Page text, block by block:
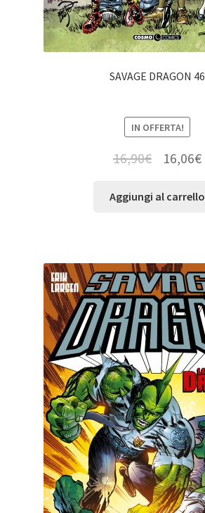
SAVAGE DRAGON 46
IN OFFERTA!
16,90€ 16,06€
Aggiungi al carrello